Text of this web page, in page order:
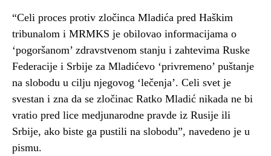
“Celi proces protiv zločinca Mladića pred Haškim
tribunalom i MRMKS je obilovao informacijama o
‘pogoršanom’ zdravstvenom stanju i zahtevima Ruske
Federacije i Srbije za Mladićevo ‘privremeno’ puštanje
na slobodu u cilju njegovog ‘lečenja’. Celi svet je
svestan i zna da se zločinac Ratko Mladić nikada ne bi
vratio pred lice medjunarodne pravde iz Rusije ili
Srbije, ako biste ga pustili na slobodu”, navedeno je u
pismu.